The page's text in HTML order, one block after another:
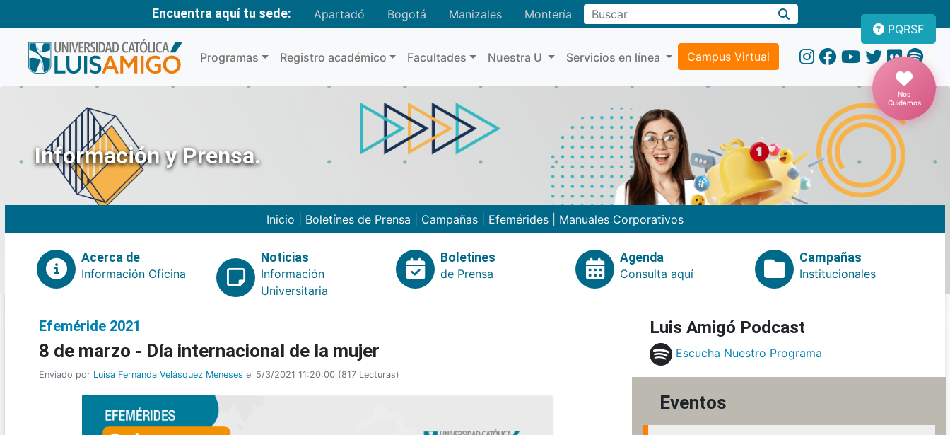
Encuentra aquí tu sede: Apartadó Bogotá Manizales MonteríaBuscar
Programas Registro académico Facultades Nuestra U Servicios en línea Campus Virtual
PQRSF
Nos
Cuidamos
Información y Prensa.
Inicio Boletínes de Prensa Campañas Efemérides Manuales Corporativos
Acerca de
Información Oficina
Noticias
Información
Universitaria
Boletines
de Prensa
Agenda
Consulta aquí
Campañas
Institucionales
Efeméride 2021
8 de marzo - Día internacional de la mujer
Enviado por Luisa Fernanda Velásquez Meneses el 5/3/2021 11:20:00 (817 Lecturas)
Luis Amigó Podcast
Escucha Nuestro Programa
Eventos